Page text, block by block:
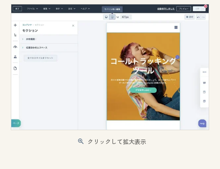
クリックして拡大表示